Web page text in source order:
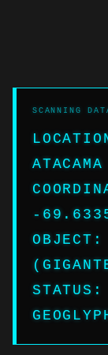
-
OBJECT: